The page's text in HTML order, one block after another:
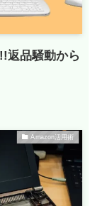
返品騒動から
Amazon活用術